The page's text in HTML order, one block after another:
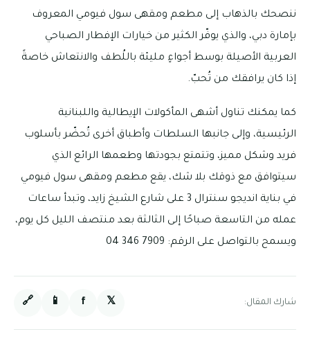
ننصحك بالذهاب إلى مطعم ومقهى سول فيومي المعروف
بإمارة دبي، والذي يوفّر الكثير من خيارات الإفطار الصباحي
العربية الأصيلة بوسط أجواءٍ مليئة باللُطف والانتعاش خاصةً
إذا كان يرافقك من تُحبّ.
كما يمكنك تناول أشهى المأكولات الإيطالية واللبنانية
الرئيسية، وإلى جانبها السلطات وأطباق أخرى تُحضّر بأسلوب
فريد وشكل مميز، وتتمتع بجودتها وطعمها الرائع الذي
سيتوافق مع ذوقك بلا شك، يقع مطعم ومقهى سول فيومي
في بناية انديجو سنترال 3 على شارع الشيخ زايد، وتبدأ ساعات
عمله من التاسعة صباحًا إلى الثالثة بعد منتصف الليل كل يوم،
ويسمح بالتواصل على الرقم: 7909 346 04
شارك المقال: 𝕏
f
📱
🔗